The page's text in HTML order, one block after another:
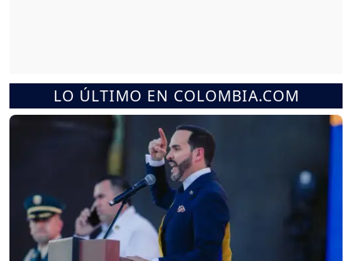
LO ÚLTIMO EN COLOMBIA.COM